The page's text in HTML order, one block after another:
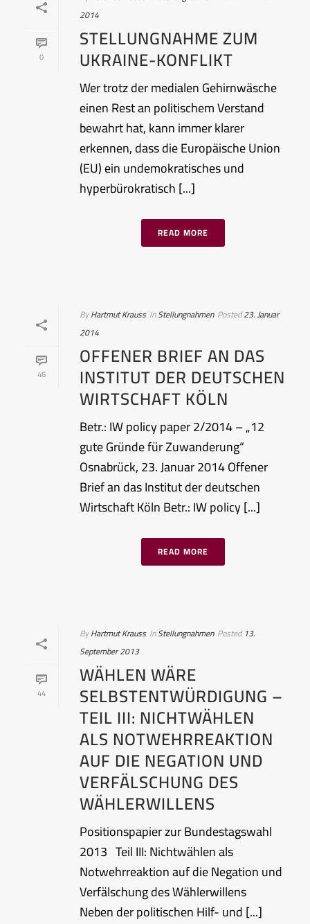
0
2014
STELLUNGNAHME ZUM
UKRAINE-KONFLIKT
Wer trotz der medialen Gehirnwäsche
einen Rest an politischem Verstand
bewahrt hat, kann immer klarer
erkennen, dass die Europäische Union
(EU) ein undemokratisches und
hyperbürokratisch [...]
READ MORE
46
ByHartmut Krauss InStellungnahmen Posted23. Januar
2014
OFFENER BRIEF AN DAS
INSTITUT DER DEUTSCHEN
WIRTSCHAFT KÖLN
Betr.: IW policy paper 2/2014 – „12
gute Gründe für Zuwanderung“
Osnabrück, 23. Januar 2014 Offener
Brief an das Institut der deutschen
Wirtschaft Köln Betr.: IW policy [...]
READ MORE
44
ByHartmut Krauss InStellungnahmen Posted 13.
September 2013
WÄHLEN WÄRE
SELBSTENTWÜRDIGUNG –
TEIL III: NICHTWÄHLEN
ALS NOTWEHRREAKTION
AUF DIE NEGATION UND
VERFÄLSCHUNG DES
WÄHLERWILLENS
Positionspapier zur Bundestagswahl
2013 Teil III: Nichtwählen als
Notwehrreaktion auf die Negation und
Verfälschung des Wählerwillens
Neben der politischen Hilf- und [...]